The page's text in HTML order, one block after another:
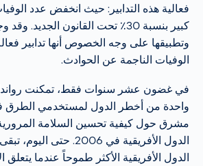
فعالية هذه التدابير: حيث انخفض عدد
كبير بنسبة 30٪ تحت القانون
وتطبيقها على وجه الخصوص أنها تدابير
الوفيات الناجمة عن الحوادث.
في غضون عشر سنوات فقط، تمكنت
مشرق حول كيفية تحسين السلامة
الدول الأفريقية في 2006.
الدول الأفريقية الأكثر طموحاً عندما يتعلق